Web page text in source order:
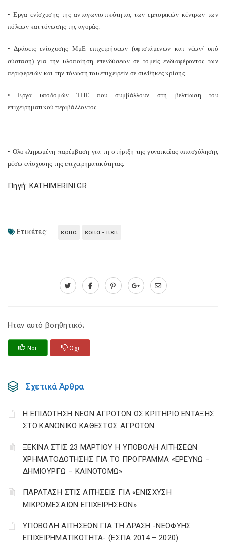
• Εργα ενίσχυσης της ανταγωνιστικότητας των εμπορικών κέντρων των
πόλεων και τόνωσης της αγοράς.
• Δράσεις ενίσχυσης ΜμΕ επιχειρήσεων (υφιστάμενων και νέων/ υπό
σύσταση) για την υλοποίηση επενδύσεων σε τομείς ενδιαφέροντος των
περιφερειών και την τόνωση του επιχειρείν σε συνθήκες κρίσης.
• Εργα υποδομών ΤΠΕ που συμβάλλουν στη βελτίωση του
επιχειρηματικού περιβάλλοντος.
• Ολοκληρωμένη παρέμβαση για τη στήριξη της γυναικείας απασχόλησης
μέσω ενίσχυσης της επιχειρηματικότητας.
Πηγή: KATHIMERINI.GR
Ετικέτες: εσπα εσπα - πεπ
Ηταν αυτό βοηθητικό;
Ναι Οχι
Σχετικά Άρθρα
Η ΕΠΙΔΟΤΗΣΗ ΝΕΩΝ ΑΓΡΟΤΩΝ ΩΣ ΚΡΙΤΗΡΙΟ ΕΝΤΑΞΗΣ
ΣΤΟ ΚΑΝΟΝΙΚΟ ΚΑΘΕΣΤΩΣ ΑΓΡΟΤΩΝ
ΞΕΚΙΝΑ ΣΤΙΣ 23 ΜΑΡΤΙΟΥ Η ΥΠΟΒΟΛΗ ΑΙΤΗΣΕΩΝ
ΧΡΗΜΑΤΟΔΟΤΗΣΗΣ ΓΙΑ ΤΟ ΠΡΟΓΡΑΜΜΑ «ΕΡΕΥΝΩ –
ΔΗΜΙΟΥΡΓΩ – ΚΑΙΝΟΤΟΜΩ»
ΠΑΡΑΤΑΣΗ ΣΤΙΣ ΑΙΤΗΣΕΙΣ ΓΙΑ «ΕΝΙΣΧΥΣΗ
ΜΙΚΡΟΜΕΣΑΙΩΝ ΕΠΙΧΕΙΡΗΣΕΩΝ»
ΥΠΟΒΟΛΗ ΑΙΤΗΣΕΩΝ ΓΙΑ ΤΗ ΔΡΑΣΗ -ΝΕΟΦΥΗΣ
ΕΠΙΧΕΙΡΗΜΑΤΙΚΟΤΗΤΑ- (ΕΣΠΑ 2014 – 2020)